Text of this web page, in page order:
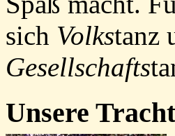
sich Volkstanz
Gesellschafts
Unsere Tracht